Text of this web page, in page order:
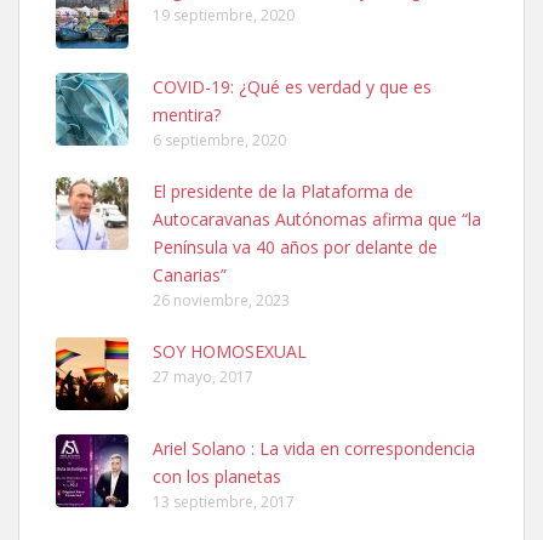
SHIBA PERDIDO AVDA JOSE MESA Y LOPEZ
PERRO MACHO RAZA SHIBA CON MICROCHIP PERDIDO HOY
06/07/2025 ZONA MESA Y LOPEZ. ES MUY ASUSTADIZO
Leales.org » Gran Canaria
6.7.2025
Ninfa perdida
El día 5 se los perdió una ninfa papillera, asustada tiene miedo a la
calle, se perdió por la zon...
19 septiembre, 2020
COVID-19: ¿Qué es verdad y que es
mentira?
6 septiembre, 2020
El presidente de la Plataforma de
Autocaravanas Autónomas afirma que “la
Península va 40 años por delante de
Canarias”
26 noviembre, 2023
SOY HOMOSEXUAL
27 mayo, 2017
Ariel Solano : La vida en correspondencia
con los planetas
13 septiembre, 2017